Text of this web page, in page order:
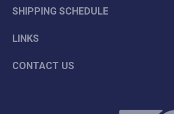
SHIPPING SCHEDULE
LINKS
CONTACT US